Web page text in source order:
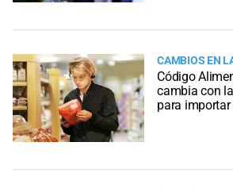
CAMBIOS EN
Código
cambia con
para